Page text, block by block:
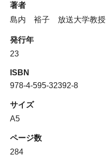
著者
島内 裕子 放送大学教授
発行年
23
ISBN
978-4-595-32392-8
サイズ
A5
ページ数
284